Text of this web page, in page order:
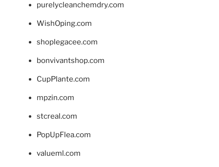
purelycleanchemdry.com
WishOping.com
shoplegacee.com
bonvivantshop.com
CupPlante.com
mpzin.com
stcreal.com
PopUpFlea.com
valueml.com